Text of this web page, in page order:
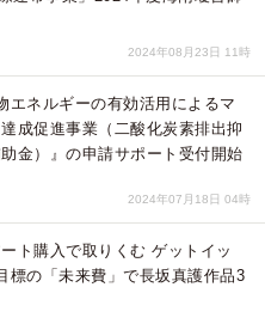
2024年08月23日 11時
エネルギーの有効活用によるマ
成促進事業（二酸化炭素排出抑
金）』の申請サポート受付開始
2024年07月18日 04時
ト購入で取りくむ ゲットイッ
標の「未来費」で長坂真護作品3